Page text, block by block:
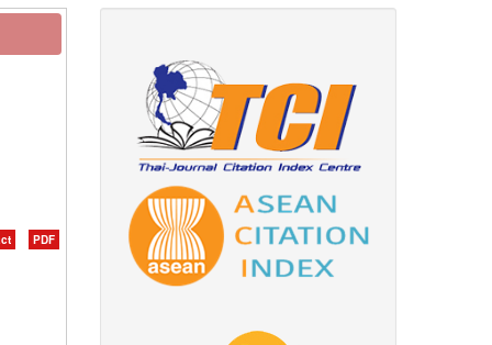
PDF